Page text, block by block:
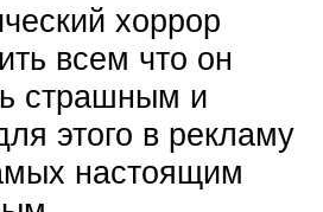
хоррор
всем что он
страшным и
этого в рекламу
настоящим